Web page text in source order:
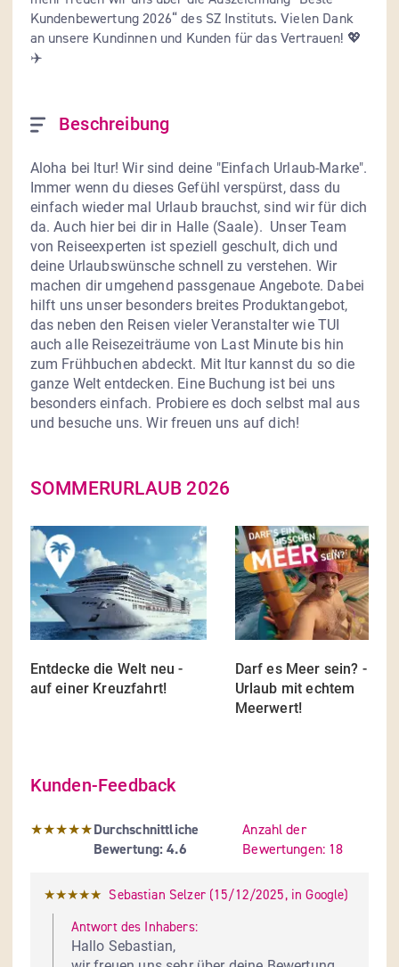
Kundenbewertung 2026“ des SZ Instituts. Vielen Dank
an unsere Kundinnen und Kunden für das Vertrauen! 💖
✈️
Beschreibung
Aloha bei ltur! Wir sind deine "Einfach Urlaub-Marke".
Immer wenn du dieses Gefühl verspürst, dass du
einfach wieder mal Urlaub brauchst, sind wir für dich
da. Auch hier bei dir in Halle (Saale).  Unser Team
von Reiseexperten ist speziell geschult, dich und
deine Urlaubswünsche schnell zu verstehen. Wir
machen dir umgehend passgenaue Angebote. Dabei
hilft uns unser besonders breites Produktangebot,
das neben den Reisen vieler Veranstalter wie TUI
auch alle Reisezeiträume von Last Minute bis hin
zum Frühbuchen abdeckt. Mit ltur kannst du so die
ganze Welt entdecken. Eine Buchung ist bei uns
besonders einfach. Probiere es doch selbst mal aus
und besuche uns. Wir freuen uns auf dich!
SOMMERURLAUB 2026
Entdecke die Welt neu -
auf einer Kreuzfahrt!
Darf es Meer sein? - Dein
Urlaub mit echtem
Meerwert!
Kunden-Feedback
★★★★★Durchschnittliche Bewertung: 4.6 Sterne
Durchschnittliche
Bewertung: 4.6
Anzahl der
Bewertungen: 18
★★★★★ Sebastian Selzer (15/12/2025, in Google)
Antwort des Inhabers:
Hallo Sebastian,